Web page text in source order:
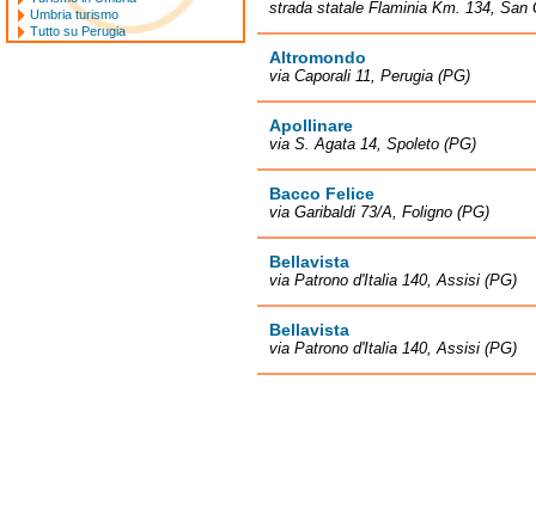
strada statale Flaminia Km. 134, San
Altromondo
via Caporali 11, Perugia (PG)
Apollinare
via S. Agata 14, Spoleto (PG)
Bacco Felice
via Garibaldi 73/A, Foligno (PG)
Bellavista
via Patrono d'Italia 140, Assisi (PG)
Bellavista
via Patrono d'Italia 140, Assisi (PG)
Umbria turismo
Tutto su Perugia